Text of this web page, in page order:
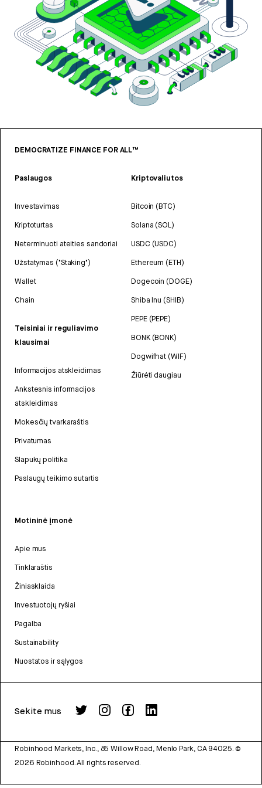
DEMOCRATIZE FINANCE FOR ALL™
Paslaugos
Investavimas
Kriptoturtas
Neterminuoti ateities sandoriai
Užstatymas ("Staking")
Wallet
Chain
Teisiniai ir reguliavimo
klausimai
Informacijos atskleidimas
Ankstesnis informacijos
atskleidimas
Mokesčių tvarkaraštis
Privatumas
Slapukų politika
Paslaugų teikimo sutartis
Kriptovaliutos
Bitcoin (BTC)
Solana (SOL)
USDC (USDC)
Ethereum (ETH)
Dogecoin (DOGE)
Shiba Inu (SHIB)
PEPE (PEPE)
BONK (BONK)
Dogwifhat (WIF)
Žiūrėti daugiau
Motininė įmonė
Apie mus
Tinklaraštis
Žiniasklaida
Investuotojų ryšiai
Pagalba
Sustainability
Nuostatos ir sąlygos
Sekite mus
Robinhood Markets, Inc., 85 Willow Road, Menlo Park, CA 94025. ©
2026 Robinhood. All rights reserved.